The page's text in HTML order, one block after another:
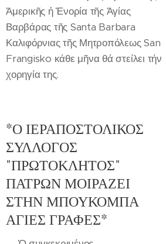
Ἀμερικῆς ἡ Ἐνορία τῆς Ἁγίας
Βαρβάρας τῆς Santa Barbara
Καλιφόρνιας τῆς Μητροπόλεως San
Frangisko κάθε μῆνα θά στείλει τήν
χορηγία της.
*Ο ΙΕΡΑΠΟΣΤΟΛΙΚΟΣ
ΣΥΛΛΟΓΟΣ
"ΠΡΩΤΟΚΛΗΤΟΣ"
ΠΑΤΡΩΝ ΜΟΙΡΑΖΕΙ
ΣΤΗΝ ΜΠΟΥΚΟΜΠΑ
ΑΓΙΕΣ ΓΡΑΦΕΣ*